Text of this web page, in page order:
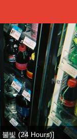
Next
빛 (24 Hours)]